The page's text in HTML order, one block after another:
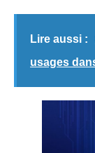
Lire aussi :
usages